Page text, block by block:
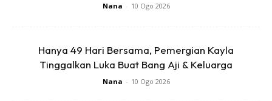
Nana - 10 Ogo 2026
Hanya 49 Hari Bersama, Pemergian Kayla
Tinggalkan Luka Buat Bang Aji & Keluarga
Nana - 10 Ogo 2026